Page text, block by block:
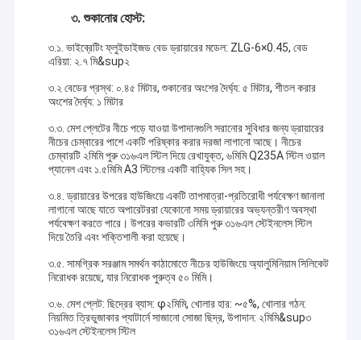
অনুভূমিক ফিতা মিক্সার
ভি টাইপ পাউডার মিক্সার
শিল্প শুকানোর মেশিন
ফ্ল্যাশ ড্রায়ার মেশিন
ভ্যাকুয়াম শুকানোর মেশিন
৩. শুকানোর হোস্ট:
৩.১. ভাইব্রেটিং ফ্লুইডাইজড বেড ড্রায়ারের মডেল: ZLG-6×0.45, বেড
এরিয়া: ২.৭ মি&sup২
৩.২ বেডের প্রস্থ: ০.৪৫ মিটার, শুকানোর অংশের দৈর্ঘ্য: ৫ মিটার, শীতল করার
অংশের দৈর্ঘ্য: ১ মিটার
৩.৩. মেশ প্লেটের নীচে পড়ে যাওয়া উপাদানগুলি সরানোর সুবিধার জন্য ড্রায়ারের
নীচের চেম্বারের পাশে একটি পরিষ্কার করার দরজা লাগানো আছে। নীচের
চেম্বারটি ২মিমি পুরু ৩১৬এল স্টিল দিয়ে রেখাযুক্ত, ৬মিমি Q235A স্টিল ওয়াল
প্যানেল এবং ১.৫মিমি A3 স্টিলের একটি বাহ্যিক সিল সহ।
৩.৪. ড্রায়ারের উপরের হাউজিংয়ে একটি তাপমাত্রা-প্রতিরোধী পর্যবেক্ষণ জানালা
লাগানো আছে যাতে অপারেটররা যেকোনো সময় ড্রায়ারের অভ্যন্তরীণ অবস্থা
পর্যবেক্ষণ করতে পারে। উপরের কভারটি ৩মিমি পুরু ৩১৬এল স্টেইনলেস স্টিল
দিয়ে তৈরি এবং শক্তিশালী করা হয়েছে।
৩.৫. সামগ্রিক সরঞ্জাম সমর্থন কাঠামোতে নীচের হাউজিংয়ে অ্যালুমিনিয়াম সিলিকেট
নিরোধক রয়েছে, যার নিরোধক পুরুত্ব ৫০ মিমি।
৩.৬. মেশ প্লেট: ছিদ্রের ব্যাস: φ২মিমি, খোলার হার: ~৫%, খোলার গঠন:
নিয়মিত ত্রিভুজাকার প্যাটার্নে সাজানো সোজা ছিদ্র, উপাদান: ২মিমি&sup৩
৩১৬এল স্টেইনলেস স্টিল